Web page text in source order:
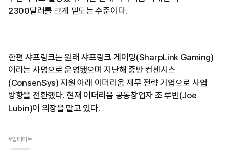
2300달러를 크게 밑도는 수준이다.
한편 샤프링크는 원래 샤프링크 게이밍(SharpLink Gaming)
이라는 사명으로 운영됐으며 지난해 중반 컨센시스
(ConsenSys) 지원 아래 이더리움 재무 전략 기업으로 사업
방향을 전환했다. 현재 이더리움 공동창업자 조 루빈(Joe
Lubin)이 의장을 맡고 있다.
#업데이트